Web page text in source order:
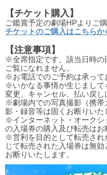
【チケット購入】
ご鑑賞予定の劇場HPよりご
チケットのご購入はこちらか
【注意事項】
※全席指定です。該当日時の
ご覧になれません。
※お電話でのご予約は承って
※いかなる事情が生じまして
変更、キャンセル、払い戻し
※劇場内での写真撮影（携帯
影・録音等は固くお断りいた
※インターネット・オークシ
の入場券の購入及び転売はお
※営利を目的として転売され
じて転売された入場券は無
お断りいたします。